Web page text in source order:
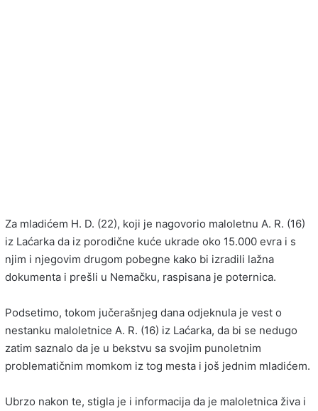
Za mladićem H. D. (22), koji je nagovorio maloletnu A. R. (16)
iz Laćarka da iz porodične kuće ukrade oko 15.000 evra i s
njim i njegovim drugom pobegne kako bi izradili lažna
dokumenta i prešli u Nemačku, raspisana je poternica.
Podsetimo, tokom jučerašnjeg dana odjeknula je vest o
nestanku maloletnice A. R. (16) iz Laćarka, da bi se nedugo
zatim saznalo da je u bekstvu sa svojim punoletnim
problematičnim momkom iz tog mesta i još jednim mladićem.
Ubrzo nakon te, stigla je i informacija da je maloletnica živa i